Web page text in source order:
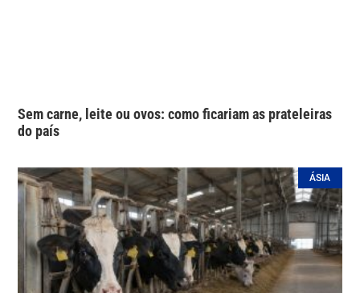
Sem carne, leite ou ovos: como ficariam as prateleiras
do país
ÁSIA